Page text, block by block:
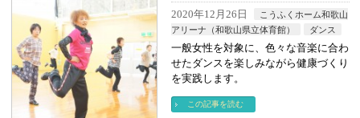
2020年12月26日
こうふくホーム和歌山
アリーナ（和歌山県立体育館）
ダンス
一般女性を対象に、色々な音楽に合わ
せたダンスを楽しみながら健康づくり
を実践します。
この記事を読む